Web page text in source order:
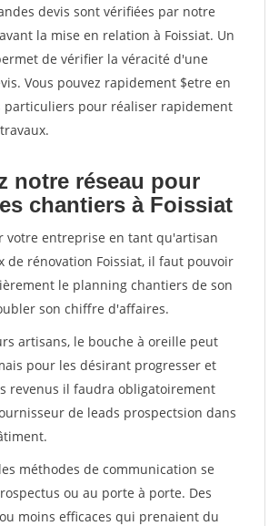
devis sont vérifiées par notre
la mise en relation à Foissiat. Un
de vérifier la véracité d'une
Vous pouvez rapidement $etre en
particuliers pour réaliser rapidement
notre réseau pour
chantiers à Foissiat
votre entreprise en tant qu'artisan
de rénovation Foissiat, il faut pouvoir
le planning chantiers de son
son chiffre d'affaires.
artisans, le bouche à oreille peut
pour les désirant progresser et
revenus il faudra obligatoirement
de leads prospectsion dans
méthodes de communication se
ou au porte à porte. Des
moins efficaces qui prenaient du